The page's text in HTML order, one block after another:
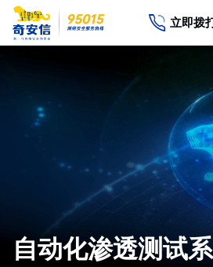
立即拨
自动化渗透测试